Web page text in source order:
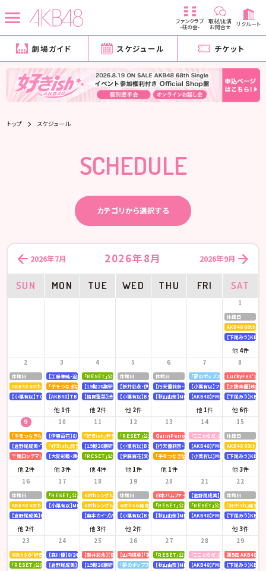
ファンクラブ
-柱の会-
取材/出演
お問合せ リクルート
劇場ガイド スケジュール チケット
トップ スケジュール
SCHEDULE
カテゴリから選択する
2026年8月
2026年7月 2026年9月
SUN MON TUE WED THU FRI SAT
休館日
AKB48 68thシン
【下尾みう】
他 4件
1
休館日
AKB48 68thシングル OS盤 【個別握手会】 @パシフィコ横浜
【小栗有以】TOKYOMX「MXグランプリ2026～異端芸人決定戦～」
2
【工藤華純・迫由芽実】大分合同新聞
「手をつなぎながら」公演
【AKB48】TBS「CDTV ライブ! ライブ!」
他 1件
3
「ＲＥＳＥＴ」公演
【19期20期研究生】SHOWROOM「AKB48研究生パレット 〜多彩な魅力をお届け〜」
【福岡聖菜】渋谷クロスFM「AKB48福岡聖菜の あなたに福を届けますらじお☆」
他 2件
4
休館日
【新井彩永・伊藤百花】文化放送「矢吹奈子のレコメン！」
【小栗有以】BSテレ東「ドライな同期の溺愛癖」
他 2件
5
休館日
【行天優莉奈・新井彩永】ラジオNIKKEI「虎ノ門 トレ
【秋山由奈】MBSラジオ「アッパレやってまーす！」
6
「夢のポップスター」公演
【小栗有以】フジテレビ「全力！脱力タ
【AKB48】FMFUJI「AKB48の
他 1件
7
LuckyFes’26
【正鋳真優】映画
【下尾みう】
他 6件
8
「手をつなぎながら」公演
【倉野尾成美・下尾みう・工藤華純・山口結愛】LOVE FM「AKB48九州放送部！」
千葉ロッテマリーンズ「BLACK SUMMER WEEK supported by クーリッシュ」
他 2件
9
【伊藤百花】8/10(月)発売「mini 9月号」
『好きish』発売記念 リミスタインターネットサイン会
【大賀彩姫・渡邉葵心】ふくしまFM「RADIO GROOVE」<br>
他3件
10
『好きish』発売記念 リミスタインターネットサイン会
【19期20期研究生】SHOWROOM「AKB48研究生パレット 〜多彩な魅力をお届け〜」
「ＲＥＳＥＴ」公演
他 4件
11
「ＲＥＳＥＴ」公演
【小栗有以】BSテレ東「ドライな同期の溺愛癖」
【伊藤百花】文化放送「AKB48伊藤百花のひと“花”咲かせたいっ！」
他 1件
12
GarinPeiro FES 『THE ROOTS 2026』
【行天優莉奈・新井彩永】ラジオNIKKEI「虎ノ門 トレ
「手をつなぎながら」公演
他 1件
13
「ここからだ」公演
【AKB48】FMFUJI「AKB48の
【小栗有以】MBSテレビ「深夜の爆
14
休館日
AKB48 68thシン
【下尾みう】
他3件
15
休館日
AKB48 68thシングル OS盤 【オンラインお話し会】
【倉野尾成美】KBCラジオ「下町やぶさか診療所」
他 2件
16
「ＲＥＳＥＴ」公演
【小栗有以】MBSラジオ「アッパレやってまーす！」
17
68thシングル『好きish』発売記念 「グループ握手会」
68thシングル『好きish』 発売記念「お見送り会」
【奥本カイリ】Acoustic Guitar Book 63
他3件
18
休館日
68thSG発売記念イベント「『好きish』握手祭」
【小栗有以】BSテレ東「ドライな同期の溺愛癖」
他 2件
19
日本ハムファイターズ〈AFTER GAME〉スペシャルラ
「ＲＥＳＥＴ」公演
【秋山由奈】MBSラジオ「アッパレやってまーす！」
20
【倉野尾成美】8/21(金)発売『アップ
「ＲＥＳＥＴ」公演
【AKB48】FMFUJI「AKB48の
21
休館日
『好きish』発売記
【下尾みう】
他3件
22
68thSG『好きish』初回限定盤 発売記念「仙台握手会」
「ＲＥＳＥＴ」公演
23
【森川優】8/24(月)発売「B.L.T. SUMMER CANDY 2026」
【倉野尾成美】KBCラジオ「下町やぶさか診療所」
24
【新井彩永】【伊藤百花】ピンク・レディー 「トリビュートコンサート」
【19期20期研究生】SHOWROOM「AKB48研究生パレット 〜多彩な魅力をお届け〜」
25
【山内瑞葵】「第14回 全国高等学校ダンス部選手権」
「夢のポップスター」公演
26
「ＲＥＳＥＴ」公演
【秋山由奈】MBSラジオ「アッパレやってまーす！」
27
「ここからだ」公演
【AKB48】FMFUJI「AKB48の
28
第5回 AKB48グル
【下尾みう】
29